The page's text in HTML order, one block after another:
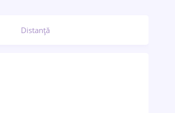
Distanță